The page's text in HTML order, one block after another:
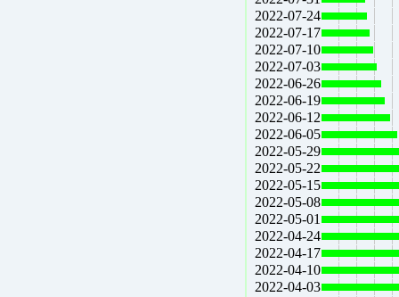
2022-07-24
2022-07-17
2022-07-10
2022-07-03
2022-06-26
2022-06-19
2022-06-12
2022-06-05
2022-05-29
2022-05-22
2022-05-15
2022-05-08
2022-05-01
2022-04-24
2022-04-17
2022-04-10
2022-04-03